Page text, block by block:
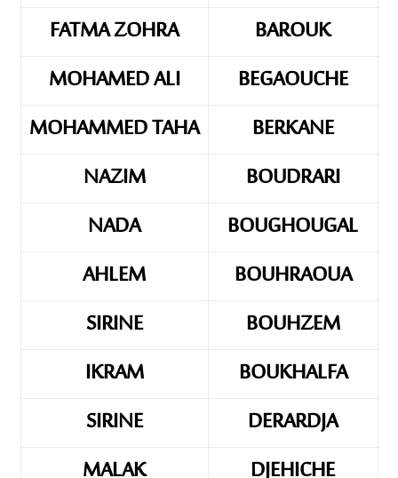
BAROUK
FATMA ZOHRA
BEGAOUCHE
MOHAMED ALI
BERKANE
MOHAMMED TAHA
BOUDRARI
NAZIM
BOUGHOUGAL
NADA
BOUHRAOUA
AHLEM
BOUHZEM
SIRINE
BOUKHALFA
IKRAM
DERARDJA
SIRINE
DJEHICHE
MALAK